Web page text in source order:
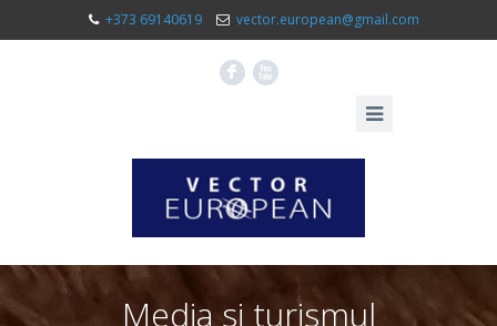
+373 69140619 vector.european@gmail.com
F X
Media si turismul